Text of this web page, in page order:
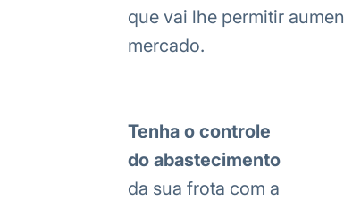
que vai lhe permitir
mercado.
Tenha o controle
do abastecimento
da sua frota com a